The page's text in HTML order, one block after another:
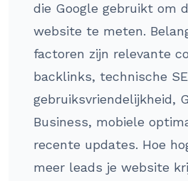
die Google gebruikt om
website te meten.
factoren zijn relevante
backlinks, technische
gebruiksvriendelijkheid,
Business, mobiele
recente updates. Hoe
meer leads je website